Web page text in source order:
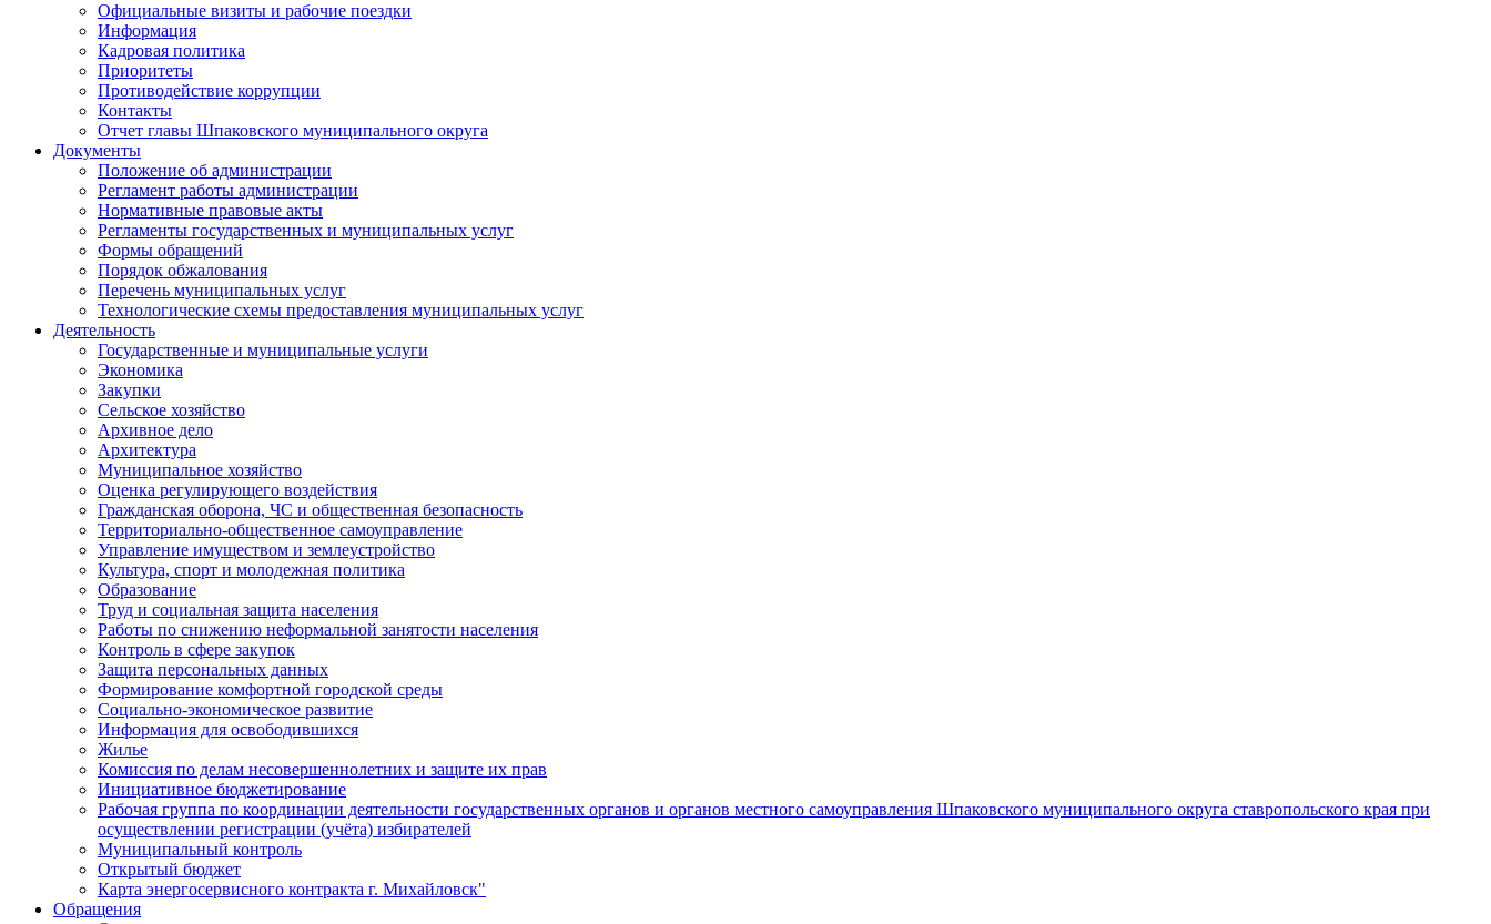
Официальные визиты и рабочие поездки
Информация
Кадровая политика
Приоритеты
Противодействие коррупции
Контакты
Отчет главы Шпаковского муниципального округа
Документы
Положение об администрации
Регламент работы администрации
Нормативные правовые акты
Регламенты государственных и муниципальных услуг
Формы обращений
Порядок обжалования
Перечень муниципальных услуг
Технологические схемы предоставления муниципальных услуг
Деятельность
Государственные и муниципальные услуги
Экономика
Закупки
Сельское хозяйство
Архивное дело
Архитектура
Муниципальное хозяйство
Оценка регулирующего воздействия
Гражданская оборона, ЧС и общественная безопасность
Территориально-общественное самоуправление
Управление имуществом и землеустройство
Культура, спорт и молодежная политика
Образование
Труд и социальная защита населения
Работы по снижению неформальной занятости населения
Контроль в сфере закупок
Защита персональных данных
Формирование комфортной городской среды
Социально-экономическое развитие
Информация для освободившихся
Жилье
Комиссия по делам несовершеннолетних и защите их прав
Инициативное бюджетирование
Рабочая группа по координации деятельности государственных органов и органов местного самоуправления Шпаковского муниципального округа ставропольского края при
осуществлении регистрации (учёта) избирателей
Муниципальный контроль
Открытый бюджет
Карта энергосервисного контракта г. Михайловск"
Обращения